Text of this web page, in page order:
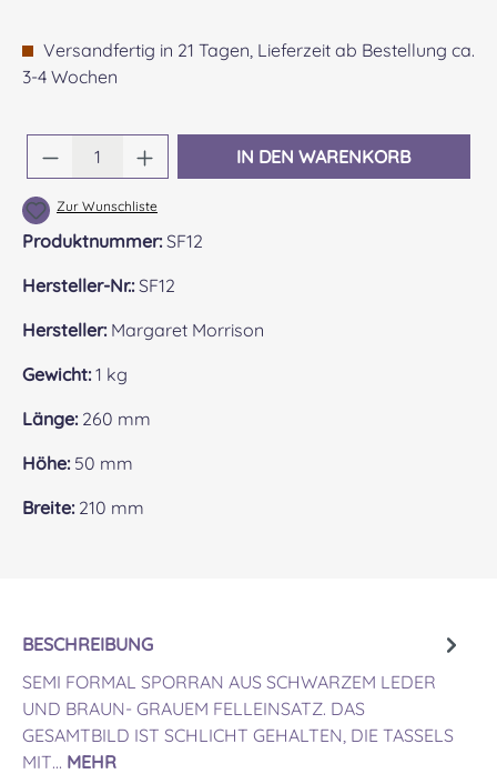
Versandfertig in 21 Tagen, Lieferzeit ab Bestellung ca.
3-4 Wochen
Produkt Anzahl: Gib den gewünschten
IN DEN WARENKORB
Zur Wunschliste
Produktnummer:SF12
Hersteller-Nr.:SF12
Hersteller: Margaret Morrison
Gewicht:1 kg
Länge: 260 mm
Höhe: 50 mm
Breite: 210 mm
BESCHREIBUNG
SEMI FORMAL SPORRAN AUS SCHWARZEM LEDER
UND BRAUN- GRAUEM FELLEINSATZ. DAS
GESAMTBILD IST SCHLICHT GEHALTEN, DIE TASSELS
MIT… MEHR